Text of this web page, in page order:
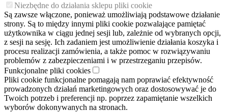
Niezbędne do działania sklepu pliki cookie
Są zawsze włączone, ponieważ umożliwiają podstawowe działanie
strony. Są to między innymi pliki cookie pozwalające pamiętać
użytkownika w ciągu jednej sesji lub, zależnie od wybranych opcji,
z sesji na sesję. Ich zadaniem jest umożliwienie działania koszyka i
procesu realizacji zamówienia, a także pomoc w rozwiązywaniu
problemów z zabezpieczeniami i w przestrzeganiu przepisów.
Funkcjonalne pliki cookies
Pliki cookie funkcjonalne pomagają nam poprawiać efektywność
prowadzonych działań marketingowych oraz dostosowywać je do
Twoich potrzeb i preferencji np. poprzez zapamiętanie wszelkich
wyborów dokonywanych na stronach.